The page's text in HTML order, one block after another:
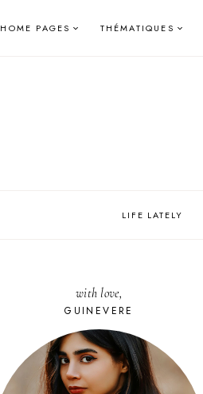
HOME PAGES THÉMATIQUES
LIFE LATELY
with love,
GUINEVERE